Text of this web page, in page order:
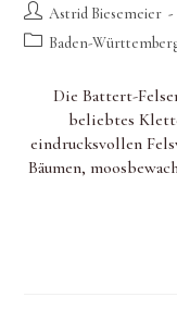
Beitrags-
Autor:
Astrid Biesemeier
Beitrags-
Baden-
Die Battert-
beliebtes
eindrucksvollen
Bäumen,